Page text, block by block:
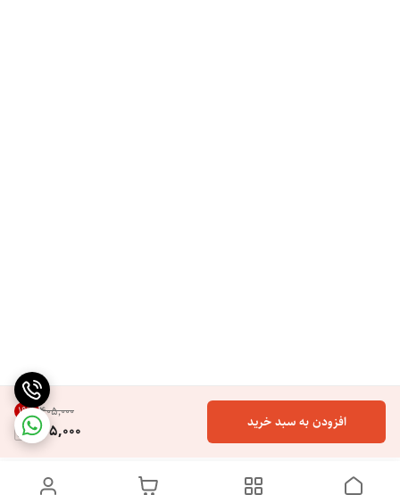
۴۰۵٬۰۰۰ 19%
325,000 افزودن به سبد خرید